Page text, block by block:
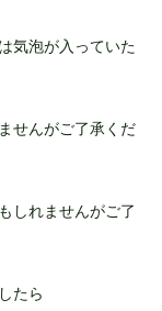
気泡が入っていた
せんがご了承くだ
しれませんがご了
たら